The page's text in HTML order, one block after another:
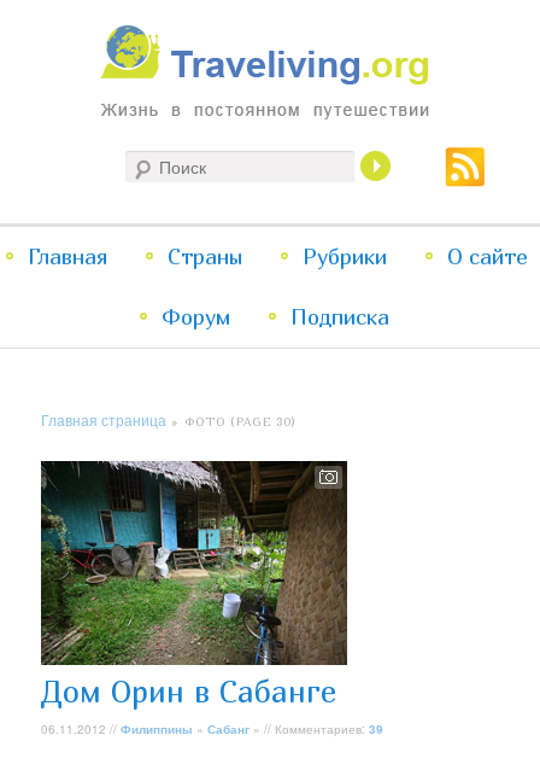
Traveliving
Жизнь в постоянном путешествии
меню
Перейти
к
Перейти
к
Главная Страны Рубрики О сайте
Форум Подписка
Главная страница » ФОТО (PAGE 30)
Дом Орин в Сабанге
06.11.2012 //Филиппины »Сабанг » // Комментариев:39